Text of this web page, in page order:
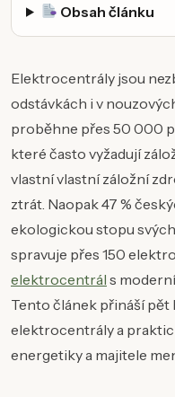
Obsah článku
Elektrocentrály jsou
odstávkách i v
proběhne přes 50 000
které často vyžadují
vlastní vlastní záložní
ztrát. Naopak 47 %
ekologickou stopu
spravuje přes 150
elektrocentrál s
Tento článek přináší
elektrocentrály a
energetiky a majitele